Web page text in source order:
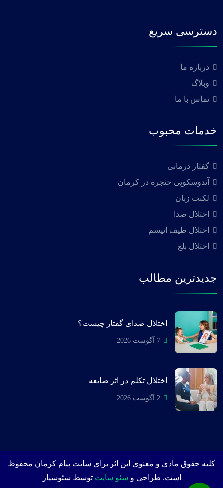
دسترسی سریع
درباره ما
وبلاگ
تماس با ما
خدمات محبوب
گفتار درمانی
آندوسکوپی حنجره در کرمان
لکنت زبان
اختلال صدا
اختلال طیف اتیسم
اختلال بلع
جدیدترین مطالب
اختلال صدای گفتار چیست؟
7 آگوست 2026
اختلال تکلم در اثر ضایعه
2 آگوست 2026
کلیه حقوق مادی و معنوی این اثر برای سایت پیام کرمان محفوظ
است. طراحی و سئو سایت توسط سئوسیار